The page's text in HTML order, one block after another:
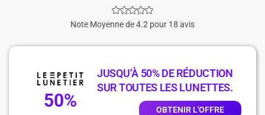
Note Moyenne de 4.2 pour 18 avis
50%
JUSQU’À 50% DE RÉDUCTION
SUR TOUTES LES LUNETTES.
OBTENIR L'OFFRE